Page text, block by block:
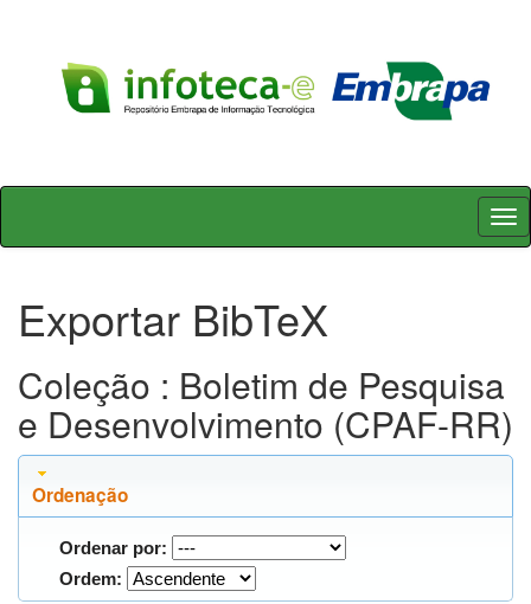
Skip
Exportar BibTeX
Coleção : Boletim de Pesquisa
e Desenvolvimento (CPAF-RR)
Ordenação
Ordenar por:
Ordem: